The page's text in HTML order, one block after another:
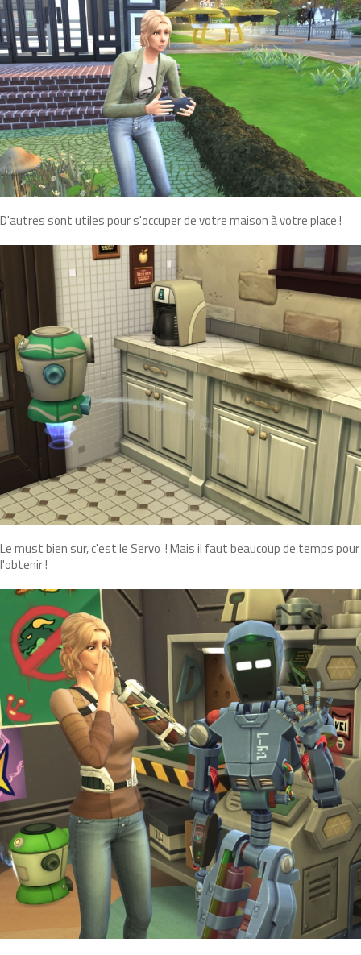
D'autres sont utiles pour s'occuper de votre maison à votre place !
Le must bien sur, c'est le Servo ! Mais il faut beaucoup de temps pour
l'obtenir !